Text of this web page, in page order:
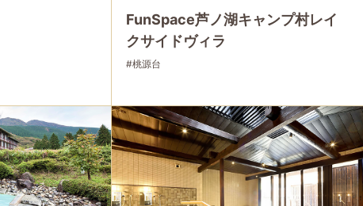
FunSpace芦ノ湖キャンプ村レイ
クサイドヴィラ
#桃源台